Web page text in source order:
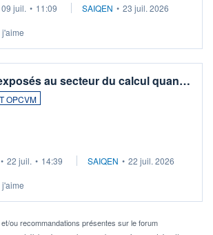
09 juil. • 11:09 SAIQEN • 23 juil. 2026
j'aime
au secteur du calcul quan…
OPCVM
des actions individuelles.
qu'il soit éligible au PEA.
• 22 juil. • 14:39 SAIQEN • 22 juil. 2026
j'aime
ou recommandations présentes sur le forum